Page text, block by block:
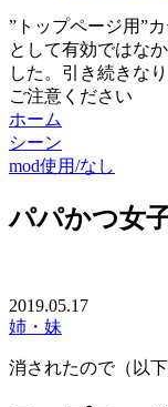
”トップページ用”
として有効ではな
した。引き続きな
ご注意ください
ホーム
シーン
mod使用/なし
パパかつ女
2019.05.17
姉・妹
消されたので（以